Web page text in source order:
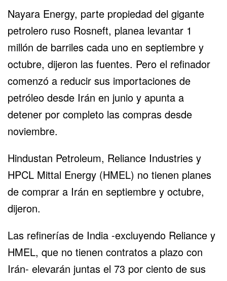
Nayara Energy, parte propiedad del gigante
petrolero ruso Rosneft, planea levantar 1
millón de barriles cada uno en septiembre y
octubre, dijeron las fuentes. Pero el refinador
comenzó a reducir sus importaciones de
petróleo desde Irán en junio y apunta a
detener por completo las compras desde
noviembre.
Hindustan Petroleum, Reliance Industries y
HPCL Mittal Energy (HMEL) no tienen planes
de comprar a Irán en septiembre y octubre,
dijeron.
Las refinerías de India -excluyendo Reliance y
HMEL, que no tienen contratos a plazo con
Irán- elevarán juntas el 73 por ciento de sus